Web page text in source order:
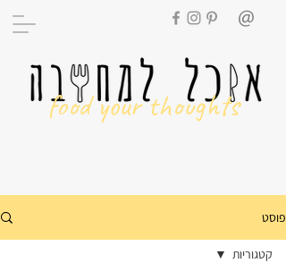
food your thoughts
פוסט
קטגוריות